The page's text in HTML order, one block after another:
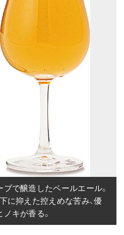
で醸造したペールエール。
に抑えた控えめな苦み、優
キが香る。